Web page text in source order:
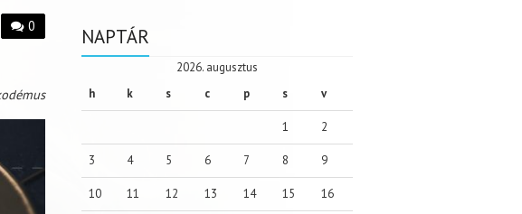
0 NAPTÁR
2026. augusztus
h
k s c p s v
1 2
3 4 5 6 7 8 9
10 11 12 13 14 15 16